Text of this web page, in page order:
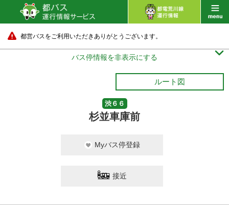
都営バスをご利用いただきありがとうございます。
バス停情報を非表示にする 
ルート図
渋６６
杉並車庫前
Myバス停登録
接近